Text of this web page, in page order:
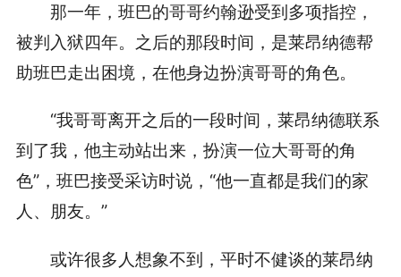
那一年，班巴的哥哥约翰逊受到多项指控，
被判入狱四年。之后的那段时间，是莱昂纳德帮
助班巴走出困境，在他身边扮演哥哥的角色。
“我哥哥离开之后的一段时间，莱昂纳德联系
到了我，他主动站出来，扮演一位大哥哥的角
色”，班巴接受采访时说，“他一直都是我们的家
人、朋友。”
或许很多人想象不到，平时不健谈的莱昂纳